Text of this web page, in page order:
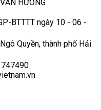
HƯỞNG
BTTTT ngày 10 - 06 -
Quyền, thành phố Hải